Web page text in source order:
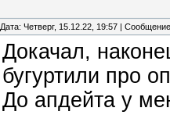
Дата: Четверг, 15.12.22, 19:57 |
Докачал,
бугуртили про
До апдейта у